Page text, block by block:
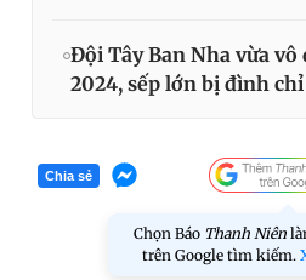
Đội Tây Ban Nha vừa vô
2024, sếp lớn bị đình
Chia sẻ
Chọn Báo Thanh Niên
trên Google tìm kiếm.